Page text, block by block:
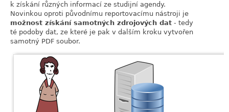
k získání různých informací ze studijní agendy.
Novinkou oproti původnímu reportovacímu nástroji je
možnost získání samotných zdrojových dat - tedy
té podoby dat, ze které je pak v dalším kroku vytvořen
samotný PDF soubor.